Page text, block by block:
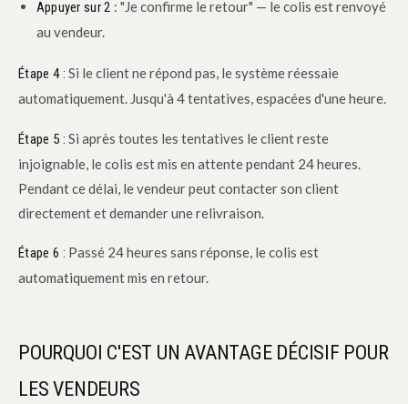
Appuyer sur 2 : "Je confirme le retour" — le colis est renvoyé
au vendeur.
Étape 4 : Si le client ne répond pas, le système réessaie
automatiquement. Jusqu'à 4 tentatives, espacées d'une heure.
Étape 5 : Si après toutes les tentatives le client reste
injoignable, le colis est mis en attente pendant 24 heures.
Pendant ce délai, le vendeur peut contacter son client
directement et demander une relivraison.
Étape 6 : Passé 24 heures sans réponse, le colis est
automatiquement mis en retour.
POURQUOI C'EST UN AVANTAGE DÉCISIF POUR
LES VENDEURS